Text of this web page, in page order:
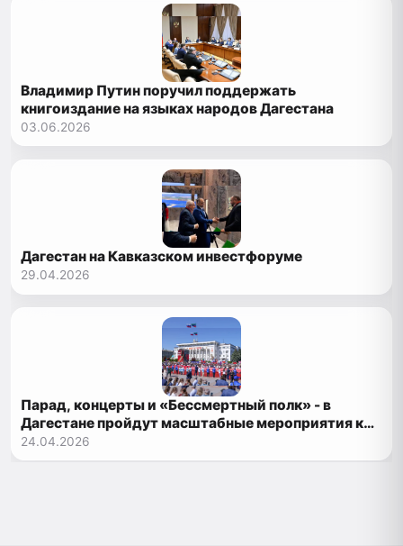
Владимир Путин поручил поддержать
книгоиздание на языках народов Дагестана
03.06.2026
Дагестан на Кавказском инвестфоруме
29.04.2026
Парад, концерты и «Бессмертный полк» - в
Дагестане пройдут масштабные мероприятия ко
Дню Победы
24.04.2026